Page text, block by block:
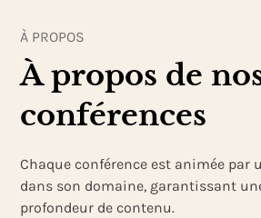
À PROPOS
À propos de
conférences
Chaque conférence est animée par
dans son domaine, garantissant
profondeur de contenu.